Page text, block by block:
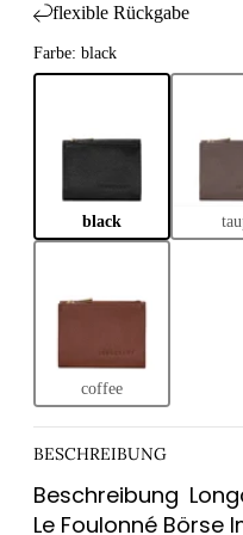
& Pouches
Taschen
flexible Rückgabe
Farbe: black
black
coffee
BESCHREIBUNG
Beschreibung
Le Foulonné Börse